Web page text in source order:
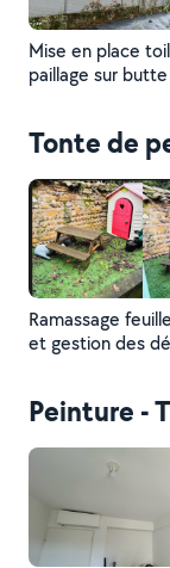
Mise en place
paillage sur
Tonte de
Ramassage
et gestion des
Peinture -